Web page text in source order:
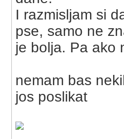
I razmisljam si
pse, samo ne
je bolja. Pa ako
nemam bas
jos poslikat